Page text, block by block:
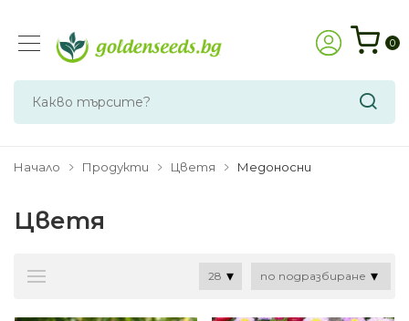
0
Начало Продукти Цветя Медоносни
Цветя